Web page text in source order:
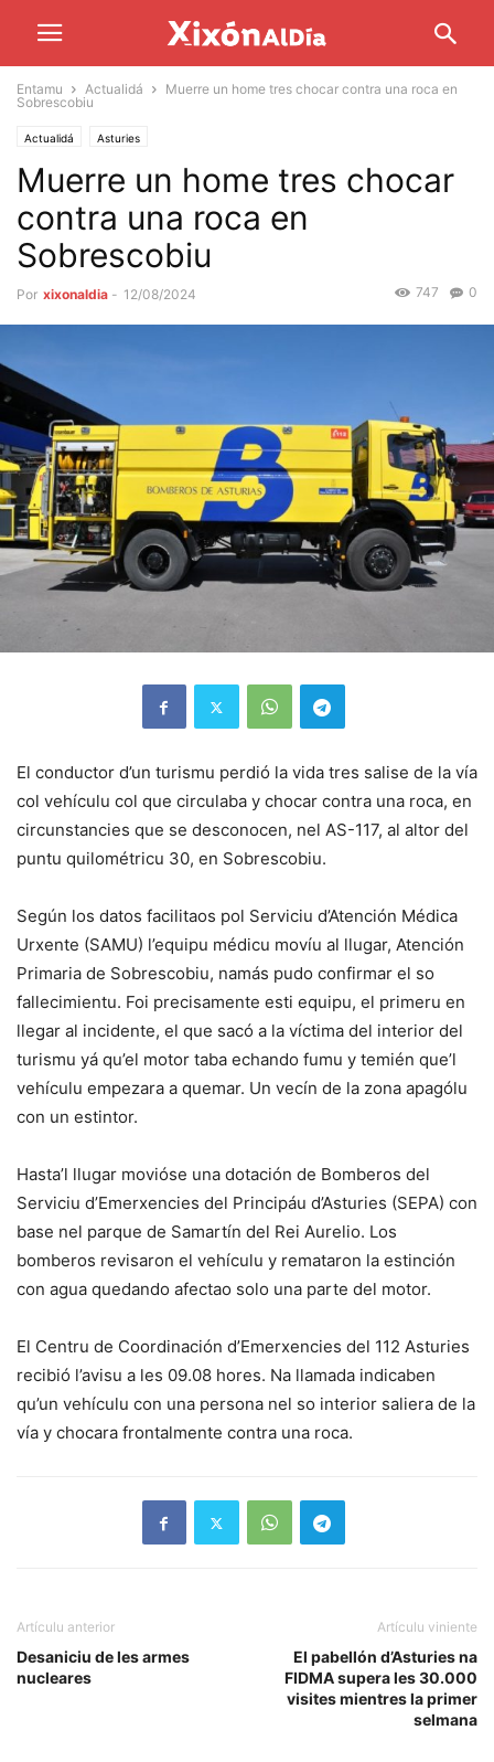
Entamu Actualidá
Muerre un home tres chocar contra una roca en
Sobrescobiu
Actualidá Asturies
Muerre un home tres chocar
contra una roca en
Sobrescobiu
Por xixonaldia - 12/08/2024 0
747
El conductor d’un turismu perdió la vida tres salise de la vía
col vehículu col que circulaba y chocar contra una roca, en
circunstancies que se desconocen, nel AS-117, al altor del
puntu quilométricu 30, en Sobrescobiu.
Según los datos facilitaos pol Serviciu d’Atención Médica
Urxente (SAMU) l’equipu médicu movíu al llugar, Atención
Primaria de Sobrescobiu, namás pudo confirmar el so
fallecimientu. Foi precisamente esti equipu, el primeru en
llegar al incidente, el que sacó a la víctima del interior del
turismu yá qu’el motor taba echando fumu y temién que’l
vehículu empezara a quemar. Un vecín de la zona apagólu
con un estintor.
Hasta’l llugar movióse una dotación de Bomberos del
Serviciu d’Emerxencies del Principáu d’Asturies (SEPA) con
base nel parque de Samartín del Rei Aurelio. Los
bomberos revisaron el vehículu y remataron la estinción
con agua quedando afectao solo una parte del motor.
El Centru de Coordinación d’Emerxencies del 112 Asturies
recibió l’avisu a les 09.08 hores. Na llamada indicaben
qu’un vehículu con una persona nel so interior saliera de la
vía y chocara frontalmente contra una roca.
Artículu anterior
Desaniciu de les armes
nucleares
Artículu viniente
El pabellón d’Asturies na
FIDMA supera les 30.000
visites mientres la primer
selmana